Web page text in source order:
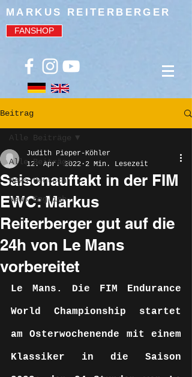
MARKUS REITERBERGER
FANSHOP
Beitrag
Alle Beiträge
News Deutsch
News English
Alle Beiträge
Saisonauftakt in der FIM
EWC: Markus
Reiterberger gut auf die
24h von Le Mans
vorbereitet
Judith Pieper-Köhler
12. Apr. 2022 2 Min. Lesezeit
Le Mans. Die FIM Endurance
World Championship startet
am Osterwochenende mit einem
Klassiker in die Saison